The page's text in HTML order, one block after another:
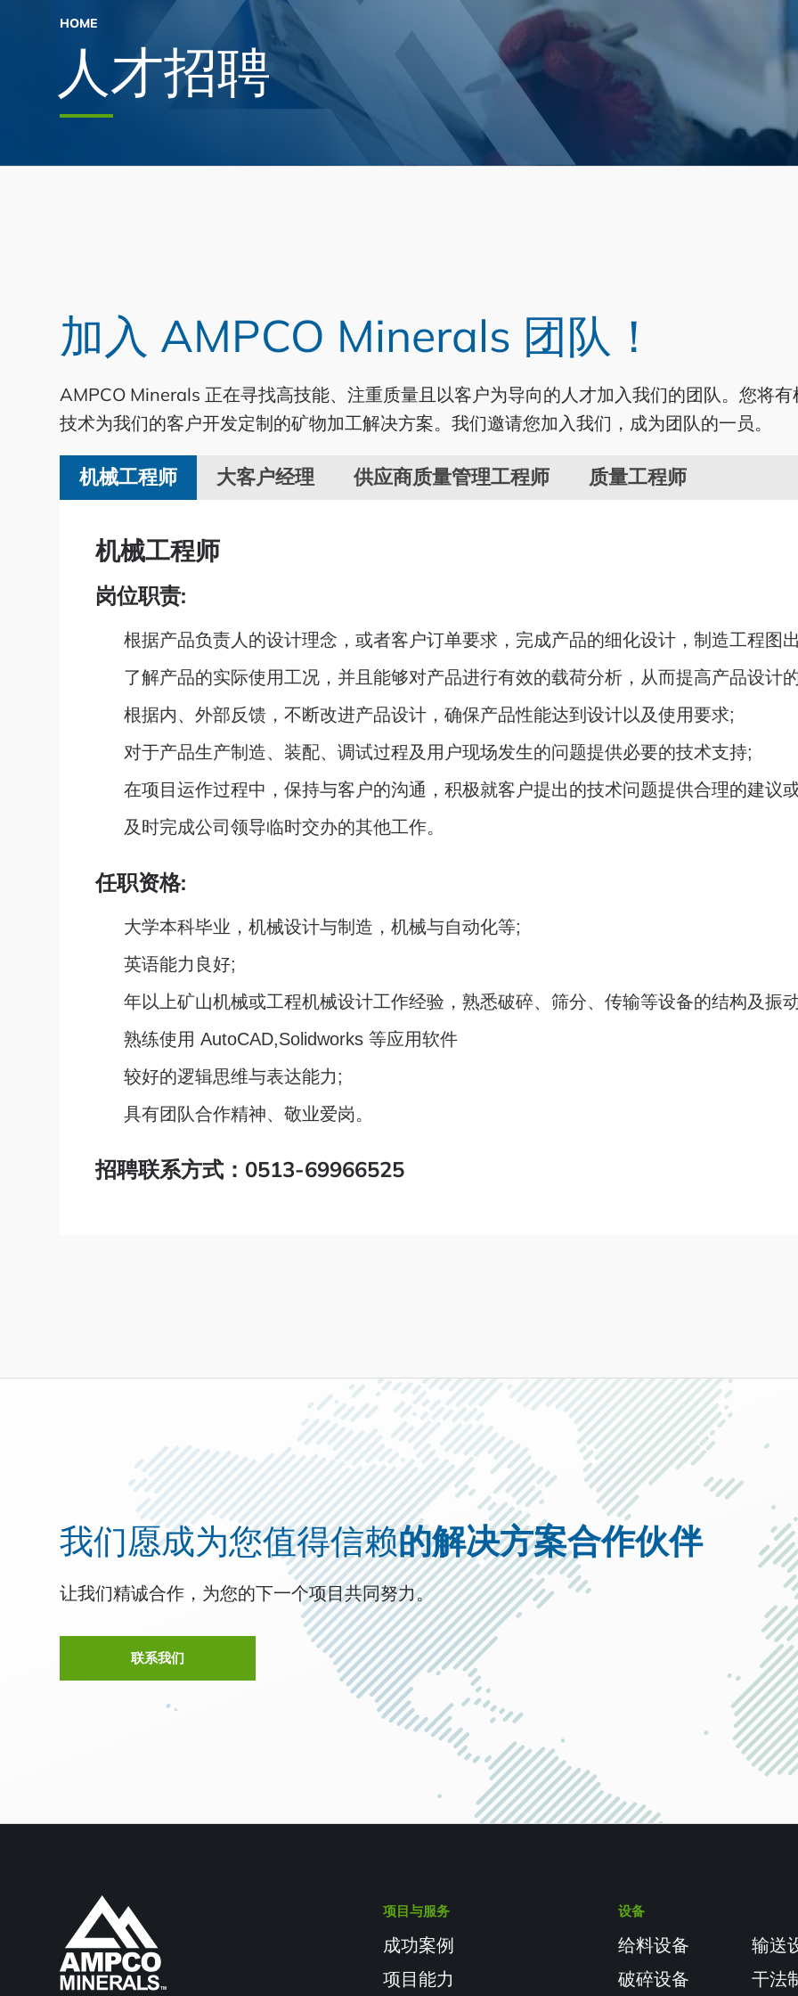
HOME
人才招聘
加入 AMPCO Minerals 团队！
AMPCO Minerals 正在寻找高技能、注重质量且以客户为导向的人才加入我们的团队。您将
技术为我们的客户开发定制的矿物加工解决方案。我们邀请您加入我们，成为团队的一员。
机械工程师 大客户经理 供应商质量管理工程师 质量工程师
机械工程师
岗位职责:
根据产品负责人的设计理念，或者客户订单要求，完成产品的细化设计，制造工程图
了解产品的实际使用工况，并且能够对产品进行有效的载荷分析，从而提高产品设计
根据内、外部反馈，不断改进产品设计，确保产品性能达到设计以及使用要求;
对于产品生产制造、装配、调试过程及用户现场发生的问题提供必要的技术支持;
在项目运作过程中，保持与客户的沟通，积极就客户提出的技术问题提供合理的建议
及时完成公司领导临时交办的其他工作。
任职资格:
大学本科毕业，机械设计与制造，机械与自动化等;
英语能力良好;
年以上矿山机械或工程机械设计工作经验，熟悉破碎、筛分、传输等设备的结构及振
熟练使用 AutoCAD,Solidworks 等应用软件
较好的逻辑思维与表达能力;
具有团队合作精神、敬业爱岗。
招聘联系方式：0513-69966525
我们愿成为您值得信赖的解决方案合作伙伴
让我们精诚合作，为您的下一个项目共同努力。
联系我们
项目与服务
成功案例
项目能力
设备
给料设备
破碎设备
输送
干法